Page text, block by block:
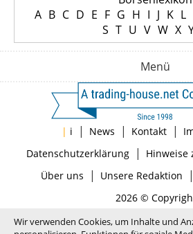
A B C D E F G H I J K L
S T U V W X
Menü
| i | News | Kontakt |
Datenschutzerklärung| Hinweise
Über uns | Unsere Redaktion |
2026 ©
Wir verwenden Cookies, um Inhalte und